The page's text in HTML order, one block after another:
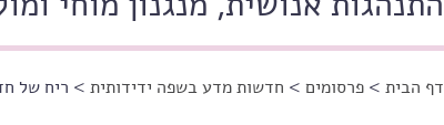
הינך נמצא כאן
דף הבית >פרסומים > חדשות מדע בשפה ידידותית > ריח של